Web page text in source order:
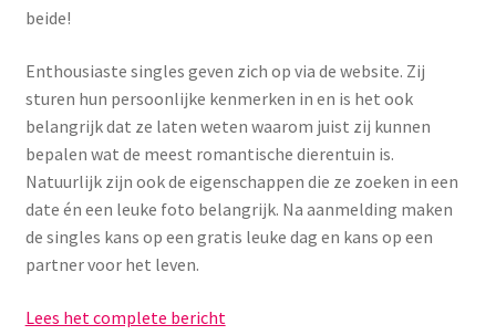
beide!
Enthousiaste singles geven zich op via de website. Zij
sturen hun persoonlijke kenmerken in en is het ook
belangrijk dat ze laten weten waarom juist zij kunnen
bepalen wat de meest romantische dierentuin is.
Natuurlijk zijn ook de eigenschappen die ze zoeken in een
date én een leuke foto belangrijk. Na aanmelding maken
de singles kans op een gratis leuke dag en kans op een
partner voor het leven.
Lees het complete bericht